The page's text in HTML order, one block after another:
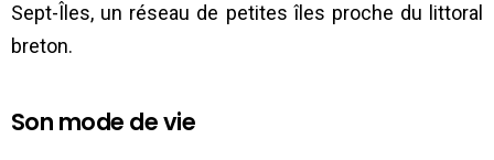
Sept-Îles, un réseau de petites îles proche du littoral
breton.
Son mode de vie